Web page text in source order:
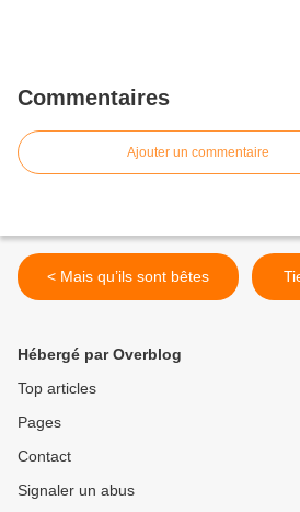
Commentaires
Ajouter un commentaire
< Mais qu’ils sont bêtes
Hébergé par Overblog
Top articles
Pages
Contact
Signaler un abus